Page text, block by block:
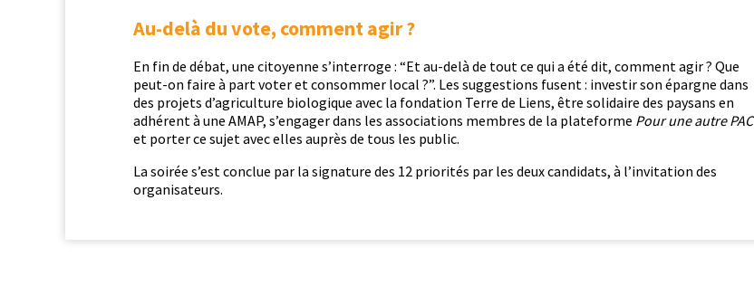
Au-delà du vote, comment agir ?
En fin de débat, une citoyenne s’interroge : “Et au-delà de tout ce qui a été dit, com­ment agir ? Que
peut-on faire à part vot­er et con­som­mer local ?”. Les sug­ges­tions fusent : inve­stir son épargne dans
des pro­jets d’agriculture biologique avec la fon­da­tion Terre de Liens, être sol­idaire des paysans en
adhérent à une AMAP, s’engager dans les asso­ci­a­tions mem­bres de la plate­forme Pour une autre PAC
et porter ce sujet avec elles auprès de tous les public.
La soirée s’est con­clue par la sig­na­ture des 12 pri­or­ités par les deux can­di­dats, à l’invitation des
organisateurs.